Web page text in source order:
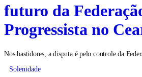
futuro da
Progressista no
Nos bastidores, a disputa é pelo controle da
Solenidade